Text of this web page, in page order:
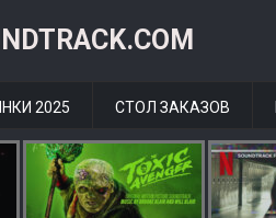
2025 СТОЛ ЗАКАЗОВ